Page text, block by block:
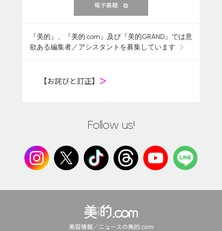
電子書籍
『美的』、『美的.com』及び『美的GRAND』では意
欲ある編集者／アシスタントを募集しています
【お詫びと訂正】 ＞
Follow us!
美容情報／ニュースの美的.com